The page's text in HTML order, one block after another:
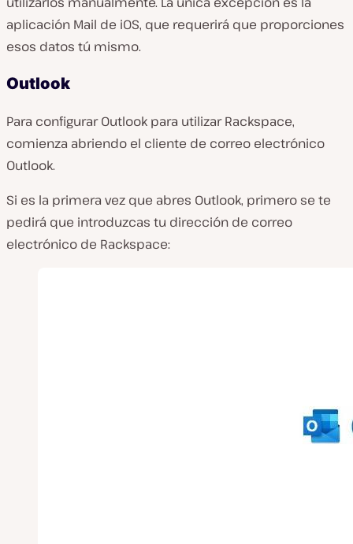
aplicación Mail de iOS, que requerirá que proporciones
esos datos tú mismo.
Outlook
Para configurar Outlook para utilizar Rackspace,
comienza abriendo el cliente de correo electrónico
Outlook.
Si es la primera vez que abres Outlook, primero se te
pedirá que introduzcas tu dirección de correo
electrónico de Rackspace: